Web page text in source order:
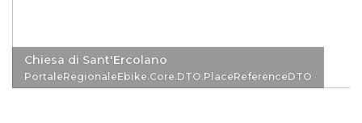
Chiesa di Sant'Ercolano
PortaleRegionaleEbike.Core.DTO.PlaceReferenceDTO